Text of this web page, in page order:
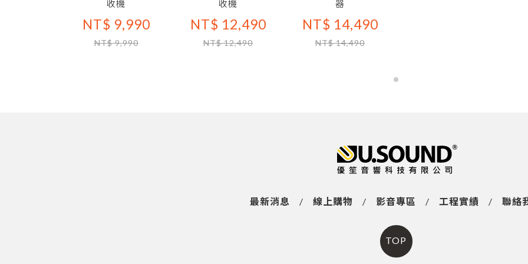
收機
NT$ 9,990
NT$ 9,990
收機
NT$ 12,490
NT$ 12,490
器
NT$ 14,490
NT$ 14,490
最新消息 / 線上購物 / 影音專區 / 工程實績 / 聯絡
TOP